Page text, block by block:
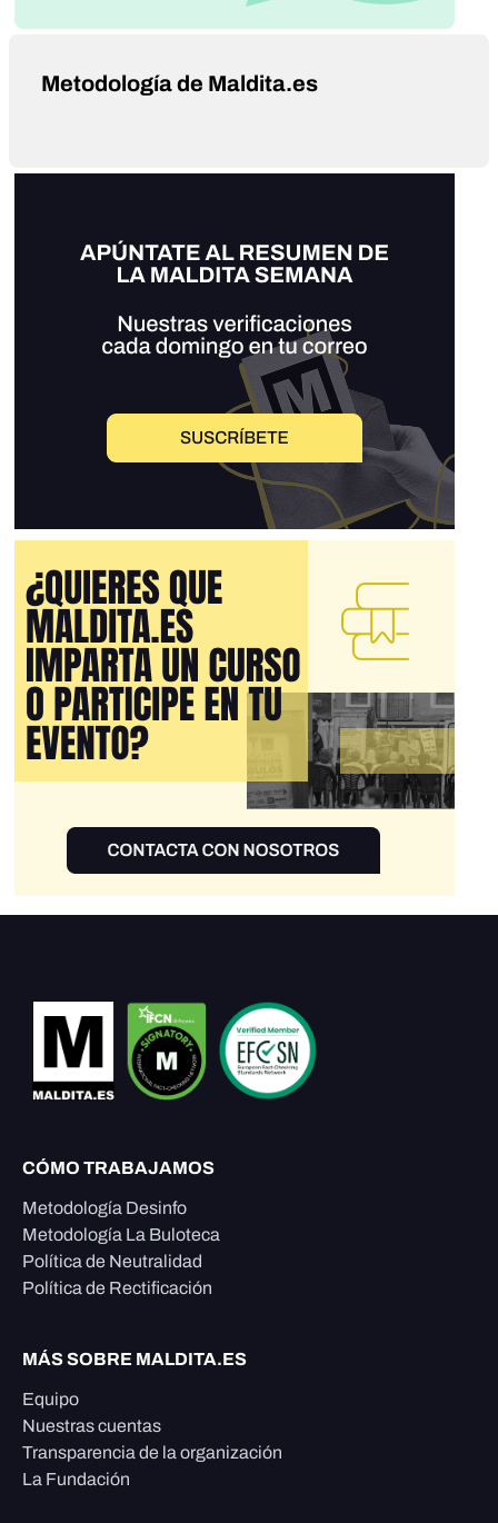
Metodología de Maldita.es
CÓMO TRABAJAMOS
Metodología Desinfo
Metodología La Buloteca
Política de Neutralidad
Política de Rectificación
MÁS SOBRE MALDITA.ES
Equipo
Nuestras cuentas
Transparencia de la organización
La Fundación